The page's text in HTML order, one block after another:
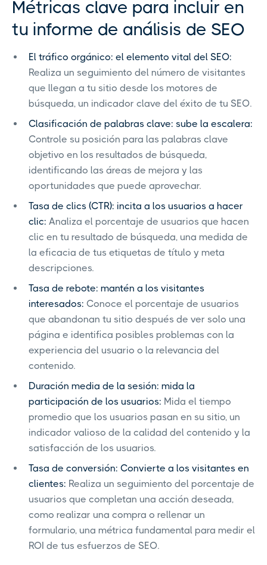
Métricas clave para incluir en
tu informe de análisis de SEO
El tráfico orgánico: el elemento vital del SEO:
Realiza un seguimiento del número de visitantes
que llegan a tu sitio desde los motores de
búsqueda, un indicador clave del éxito de tu SEO.
Clasificación de palabras clave: sube la escalera:
Controle su posición para las palabras clave
objetivo en los resultados de búsqueda,
identificando las áreas de mejora y las
oportunidades que puede aprovechar.
Tasa de clics (CTR): incita a los usuarios a hacer
clic: Analiza el porcentaje de usuarios que hacen
clic en tu resultado de búsqueda, una medida de
la eficacia de tus etiquetas de título y meta
descripciones.
Tasa de rebote: mantén a los visitantes
interesados: Conoce el porcentaje de usuarios
que abandonan tu sitio después de ver solo una
página e identifica posibles problemas con la
experiencia del usuario o la relevancia del
contenido.
Duración media de la sesión: mida la
participación de los usuarios: Mida el tiempo
promedio que los usuarios pasan en su sitio, un
indicador valioso de la calidad del contenido y la
satisfacción de los usuarios.
Tasa de conversión: Convierte a los visitantes en
clientes: Realiza un seguimiento del porcentaje de
usuarios que completan una acción deseada,
como realizar una compra o rellenar un
formulario, una métrica fundamental para medir el
ROI de tus esfuerzos de SEO.